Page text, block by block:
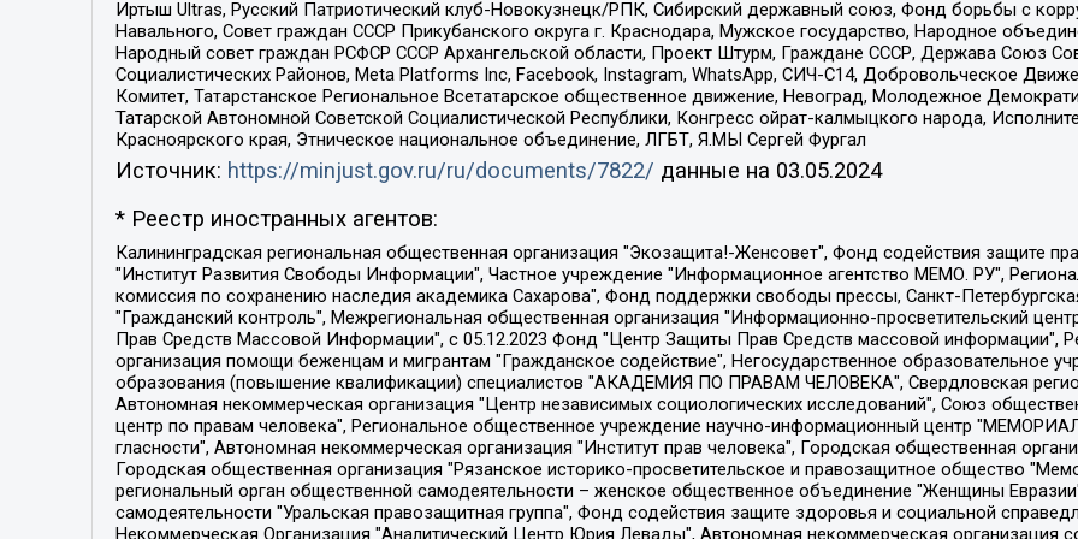
Иртыш Ultras, Русский Патриотический клуб-Новокузнецк/РПК, Сибирский державный союз, Фонд борьбы с
Навального, Совет граждан СССР Прикубанского округа г. Краснодара, Мужское государство, Народное
Народный совет граждан РСФСР СССР Архангельской области, Проект Штурм, Граждане СССР, Держава Союз
Социалистических Районов, Meta Platforms Inc, Facebook, Instagram, WhatsApp, СИЧ-С14, Добровольческое
Комитет, Татарстанское Региональное Всетатарское общественное движение, Невоград, Молодежное
Татарской Автономной Советской Социалистической Республики, Конгресс ойрат-калмыцкого народа,
Красноярского края, Этническое национальное объединение, ЛГБТ, Я.МЫ Сергей Фургал
Источник: https://minjust.gov.ru/ru/documents/7822/ данные на 03.05.2024
* Реестр иностранных агентов:
Калининградская региональная общественная организация "Экозащита!-Женсовет", Фонд содействия защите прав и свобод граждан "Общественный вердикт", Фонд "Институт Развития Свободы Информации", Частное учреждение "Информационное агентство МЕМО. РУ", Региональная общественная организация "Общественная комиссия по сохранению наследия академика Сахарова", Фонд поддержки свободы прессы, Санкт-Петербургская общественная правозащитная организация "Гражданский контроль", Межрегиональная общественная организация "Информационно-просветительский центр "Мемориал", Региональный Фонд "Центр Защиты Прав Средств Массовой Информации", с 05.12.2023 Фонд "Центр Защиты Прав Средств массовой информации", Региональная общественная благотворительная организация помощи беженцам и мигрантам "Гражданское содействие", Негосударственное образовательное учреждение дополнительного профессионального образования (повышение квалификации) специалистов "АКАДЕМИЯ ПО ПРАВАМ ЧЕЛОВЕКА", Свердловская региональная общественная организация "Сутяжник", Автономная некоммерческая организация "Центр независимых социологических исследований", Союз общественных объединений "Российский исследовательский центр по правам человека", Региональное общественное учреждение научно-информационный центр "МЕМОРИАЛ", Некоммерческая организация "Фонд защиты гласности", Автономная некоммерческая организация "Институт прав человека", Городская общественная организация "Екатеринбургское общество "МЕМОРИАЛ", Городская общественная организация "Рязанское историко-просветительское и правозащитное общество "Мемориал" (Рязанский Мемориал), Челябинский региональный орган общественной самодеятельности – женское общественное объединение "Женщины Евразии", Челябинский региональный орган общественной самодеятельности "Уральская правозащитная группа", Фонд содействия защите здоровья и социальной справедливости имени Андрея Рылькова, Автономная Некоммерческая Организация "Аналитический Центр Юрия Левады", Автономная некоммерческая организация социальной поддержки населения "Проект Апрель", Региональная общественная организация помощи женщинам и детям, находящимся в кризисной ситуации "Информационно-методический центр "Анна", Фонд содействия развитию массовых коммуникаций и правовому просвещению "Так-так-Так", Фонд содействия устойчивому развитию "Серебряная тайга", Свердловский региональный общественный фонд социальных проектов "Новое время", "Idel.Реалии", Кавказ.Реалии, Крым.Реалии, Телеканал Настоящее Время, Татаро-башкирская служба Радио Свобода (Azatliq Radiosi), Радио Свободная Европа/Радио Свобода (PCE/PC), "Сибирь.Реалии", "Фактограф", Благотворительный фонд помощи осужденным и их семьям, Автономная некоммерческая организация "Институт глобализации и социальных движений", Фонд "В защиту прав заключенных", Частное учреждение "Центр поддержки и содействия развитию средств массовой информации", Пензенский региональный общественный благотворительный фонд "Гражданский союз", "Север.Реалии", Некоммерческая организация Фонд "Правовая инициатива", Общество с ограниченной ответственностью "Радио Свободная Европа/Радио Свобода", Чешское информационное агентство "MEDIUM-ORIENT", Красноярская региональная общественная организация "Мы против СПИДа", Камалягин Денис Николаевич, Маркелов Сергей Евгеньевич, Пономарев Лев Александрович, Савицкая Людмила Алексеевна, Автономная некоммерческая организация "Центр по работе с проблемой насилия "НАСИЛИЮ.НЕТ", Межрегиональный профессиональный союз работников здравоохранения "Альянс врачей", Юридическое лицо, зарегистрированное в Латвийской Республике, SIA "Medusa Project" (регистрационный номер 40103797863, дата регистрации 10.06.2014), Некоммерческая организация "Фонд по борьбе с коррупцией", Автономная некоммерческая организация "Институт права и публичной политики", Баданин Роман Сергеевич, Гликин Максим Александрович, Железнова Мария Михайловна, Лукьянова Юлия Сергеевна, Маетная Елизавета Витальевна, Маняхин Петр Борисович, Чуракова Ольга Владимировна, Ярош Юлия Петровна, Юридическое лицо "The Insider SIA", зарегистрированное в Риге, Латвийская Республика (дата регистрации 26.06.2015), являющееся администратором доменного имени интернет-издания "The Insider SIA", https://theins.ru, Постернак Алексей Евгеньевич, Рубин Михаил Аркадьевич, Анин Роман Александрович, Юридическое лицо Istories fonds, зарегистрированное в Латвийской Республике (регистрационный номер 50008295751, дата регистрации 24.02.2020), Великовский Дмитрий Александрович, Долинина Ирина Николаевна, Мароховская Алеся Алексеевна, Шлейнов Роман Юрьевич, Шмагун Олеся Валентиновна, Общество с ограниченной ответственностью "Альтаир 2021", Общество с ограниченной ответственностью "Вега 2021", Общество с ограниченной ответственностью "Главный редактор 2021", Общество с ограниченной ответственностью "Ромашки монолит", Важенков Артем Валерьевич, Ивановская областная общественная организация "Центр гендерных исследований", Гурман Юрий Альбертович, Медиапроект "ОВД-Инфо", Егоров Владимир Владимирович, Жилинский Владимир Александрович, Общество с ограниченной ответственностью "ЗП", Иванова София Юрьевна, Карезина Инна Павловна, Кильтау Екатерина Викторовна, Петров Алексей Викторович, Пискунов Сергей Евгеньевич, Смирнов Сергей Сергеевич, Тихонов Михаил Сергеевич, Общество с ограниченной ответственностью "ЖУРНАЛИСТ-ИНОСТРАННЫЙ АГЕНТ", Арапова Галина Юрьевна, Вольтская Татьяна Анатольевна, Американская компания "Mason G.E.S. Anonymous Foundation" (США), являющаяся владельцем интернет-издания https://mnews.world/, Компания "Stichting Bellingcat", зарегистрированная в Нидерландах (дата регистрации 11.07.2018), Захаров Андрей Вячеславович, Клепиковская Екатерина Дмитриевна, Общество с ограниченной ответственностью "МЕМО", Перл Роман Александрович, Симонов Евгений Алексеевич, Соловьева Елена Анатольевна, Сотников Даниил Владимирович, Сурначева Елизавета Дмитриевна, Автономная некоммерческая организация по защите прав человека и информированию населения "Якутия – Наше Мнение", Общество с ограниченной ответственностью "Москоу диджитал медиа", с 26.01.2023 Общество с ограниченной ответственностью "Чайка Белые сады", Ветошкина Валерия Валерьевна, Заговора Максим Александрович, Межрегиональное общественное движение "Российская ЛГБТ - сеть", Оленичев Максим Владимирович, Павлов Иван Юрьевич, Скворцова Елена Сергеевна, Общество с ограниченной ответственностью "Как бы инагент", Кочетков Игорь Викторович, Общество с ограниченной ответственностью "Честные выборы", Еланчик Олег Александрович, Общество с ограниченной ответственностью "Нобелевский призыв", Гималова Регина Эмилевна, Григорьев Андрей Валерьевич, Григорьева Алина Александровна, Ассоциация по содействию защите прав призывников, альтернативнослужащих и военнослужащих "Правозащитная группа